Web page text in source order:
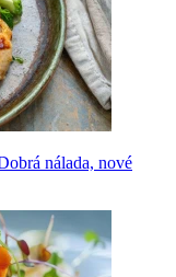
nálada, nové